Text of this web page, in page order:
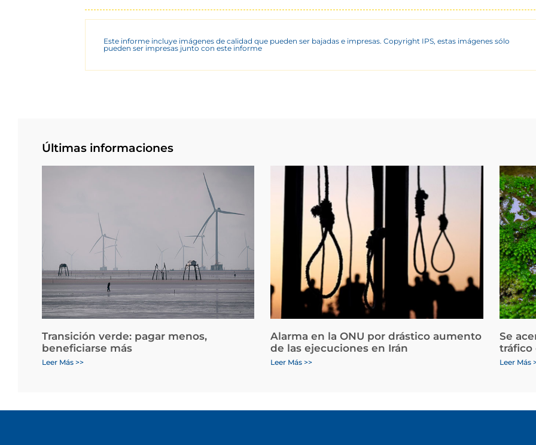
Este informe incluye imágenes de calidad que pueden ser bajadas e impresas. Copyright IPS, estas imágenes sólo
pueden ser impresas junto con este informe
Últimas informaciones
Transición verde: pagar menos,
beneficiarse más
Leer Más >>
Alarma en la ONU por drástico aumento
de las ejecuciones en Irán
Leer Más >>
Se
tráfico
Leer Más